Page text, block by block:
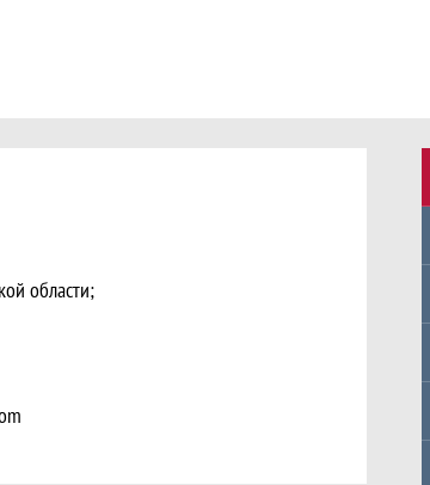
ХОККЕЙ ТУЛЬСКОЙ
области;